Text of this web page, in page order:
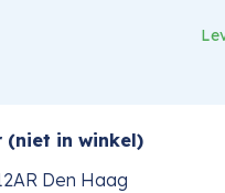
(niet in winkel)
Den Haag